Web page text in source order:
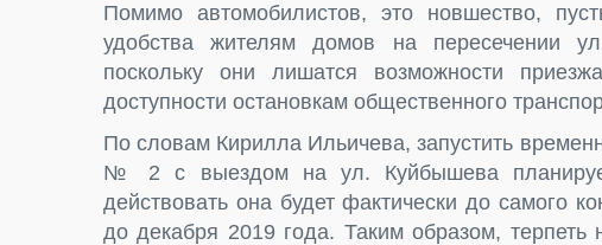
Помимо автомобилистов, это новшество,
удобства жителям домов на пересечении
поскольку они лишатся возможности
доступности остановкам общественного
По словам Кирилла Ильичева, запустить
№ 2 с выездом на ул. Куйбышева
действовать она будет фактически до самого
до декабря 2019 года. Таким образом,